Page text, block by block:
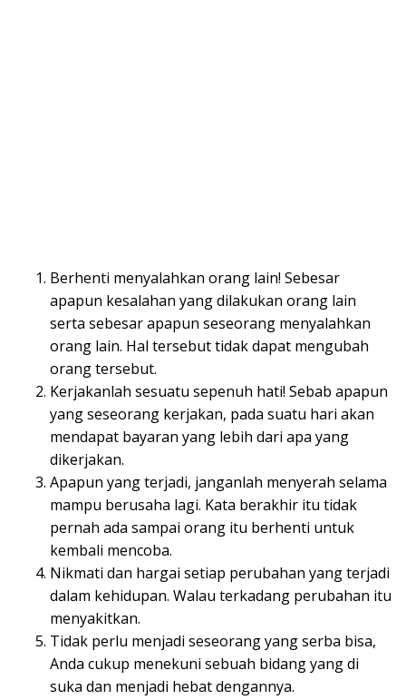
Berhenti menyalahkan orang lain! Sebesar
apapun kesalahan yang dilakukan orang lain
serta sebesar apapun seseorang menyalahkan
orang lain. Hal tersebut tidak dapat mengubah
orang tersebut.
Kerjakanlah sesuatu sepenuh hati! Sebab apapun
yang seseorang kerjakan, pada suatu hari akan
mendapat bayaran yang lebih dari apa yang
dikerjakan.
Apapun yang terjadi, janganlah menyerah selama
mampu berusaha lagi. Kata berakhir itu tidak
pernah ada sampai orang itu berhenti untuk
kembali mencoba.
Nikmati dan hargai setiap perubahan yang terjadi
dalam kehidupan. Walau terkadang perubahan itu
menyakitkan.
Tidak perlu menjadi seseorang yang serba bisa,
Anda cukup menekuni sebuah bidang yang di
suka dan menjadi hebat dengannya.